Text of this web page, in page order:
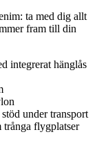
ta med dig allt
fram till din
integrerat hänglås
under transport
trånga flygplatser